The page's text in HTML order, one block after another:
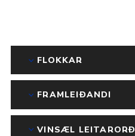
FLOKKAR
FRAMLEIÐANDI
VINSÆL LEITARORÐ